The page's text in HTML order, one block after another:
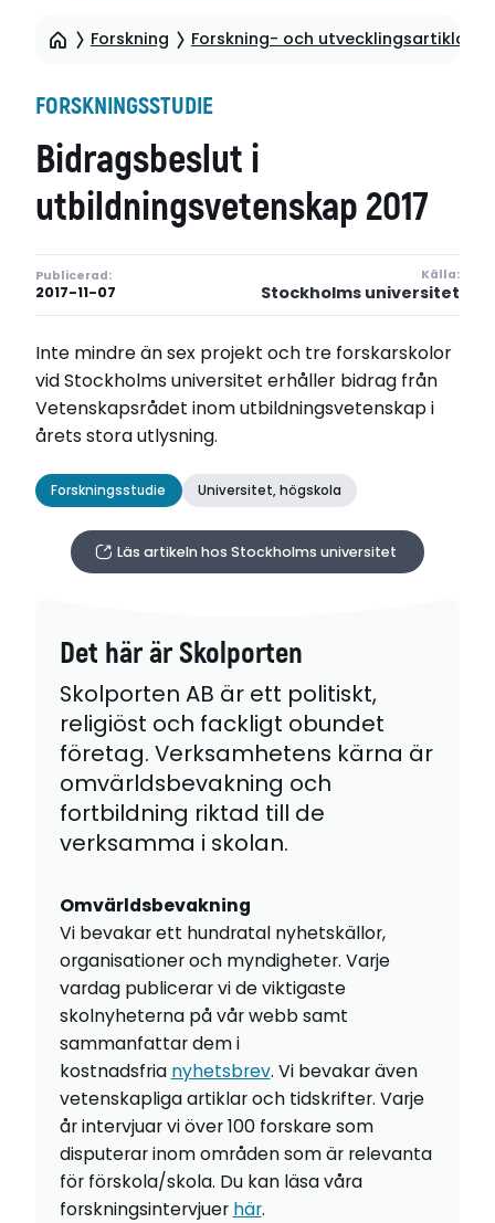
Forskning Forskning- och utvecklingsartiklar
FORSKNINGSSTUDIE
Bidragsbeslut i
utbildningsvetenskap 2017
Publicerad:
2017-11-07
Källa:
Stockholms universitet
Inte mindre än sex projekt och tre forskarskolor
vid Stockholms universitet erhåller bidrag från
Vetenskapsrådet inom utbildningsvetenskap i
årets stora utlysning.
Forskningsstudie Universitet, högskola
Läs artikeln hos Stockholms universitet
Det här är Skolporten
Skolporten AB är ett politiskt,
religiöst och fackligt obundet
företag. Verksamhetens kärna är
omvärldsbevakning och
fortbildning riktad till de
verksamma i skolan.
Omvärldsbevakning
Vi bevakar ett hundratal nyhetskällor,
organisationer och myndigheter. Varje
vardag publicerar vi de viktigaste
skolnyheterna på vår webb samt
sammanfattar dem i
kostnadsfria nyhetsbrev. Vi bevakar även
vetenskapliga artiklar och tidskrifter. Varje
år intervjuar vi över 100 forskare som
disputerar inom områden som är relevanta
för förskola/skola. Du kan läsa våra
forskningsintervjuer här.